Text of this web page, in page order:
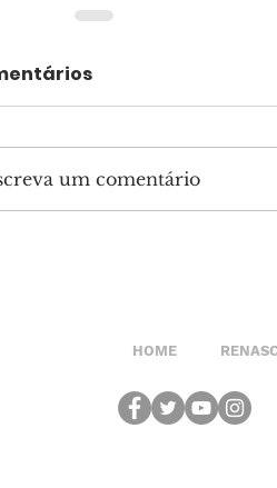
um comentário
HOME